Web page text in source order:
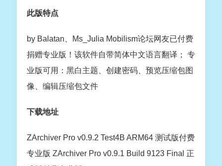
此版特点
by Balatan、Ms_Julia Mobilism论坛网友已付费
捐赠专业版！该软件自带简体中文语言翻译； 专
业版可用：黑白主题、创建密码、预览压缩包图
像、编辑压缩包文件
下载地址
ZArchiver Pro v0.9.2 Test4B ARM64 测试版付费
专业版 ZArchiver Pro v0.9.1 Build 9123 Final 正